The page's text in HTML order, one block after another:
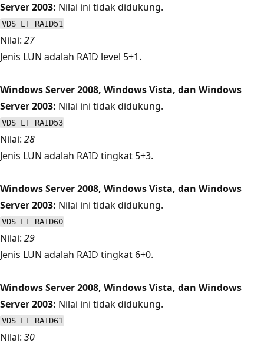
Server 2003: Nilai ini tidak didukung.
VDS_LT_RAID51
Nilai: 27
Jenis LUN adalah RAID level 5+1.
Windows Server 2008, Windows Vista, dan Windows
Server 2003: Nilai ini tidak didukung.
VDS_LT_RAID53
Nilai: 28
Jenis LUN adalah RAID tingkat 5+3.
Windows Server 2008, Windows Vista, dan Windows
Server 2003: Nilai ini tidak didukung.
VDS_LT_RAID60
Nilai: 29
Jenis LUN adalah RAID tingkat 6+0.
Windows Server 2008, Windows Vista, dan Windows
Server 2003: Nilai ini tidak didukung.
VDS_LT_RAID61
Nilai: 30